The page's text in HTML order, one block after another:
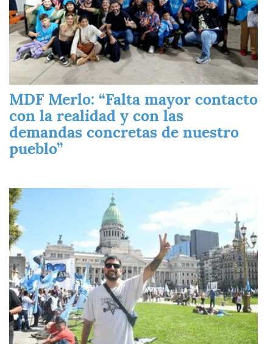
MDF Merlo: “Falta mayor contacto
con la realidad y con las
demandas concretas de nuestro
pueblo”
Imagen